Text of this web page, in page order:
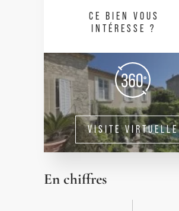
CE BIEN VOUS
INTÉRESSE ?
VISITE VIRTUELLE
En chiffres